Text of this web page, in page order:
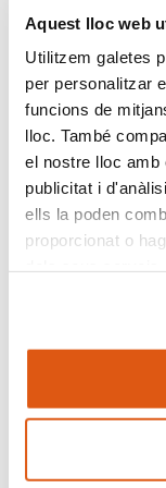
Aquest lloc web
Utilitzem galetes
per personalitzar
funcions de
lloc. També
el nostre lloc amb
publicitat i
ells la poden
proporcionat o
El responsable
personals és
https://